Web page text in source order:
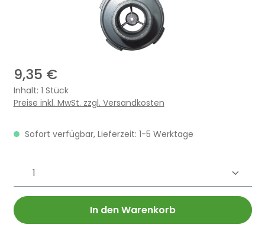
9,35 €
Inhalt: 1 Stück
Preise inkl. MwSt. zzgl. Versandkosten
Sofort verfügbar, Lieferzeit: 1-5 Werktage
Produkt Anzahl: Gib den
In den Warenkorb